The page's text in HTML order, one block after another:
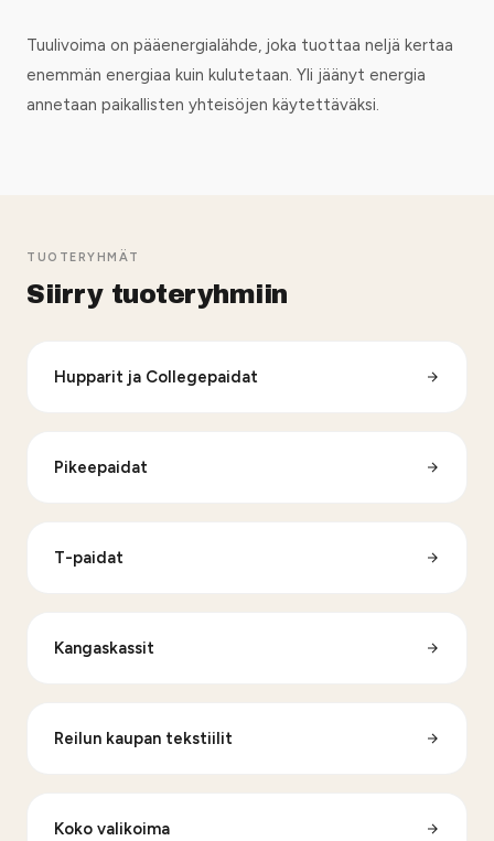
Tuulivoima on pääenergialähde, joka tuottaa neljä kertaa
enemmän energiaa kuin kulutetaan. Yli jäänyt energia
annetaan paikallisten yhteisöjen käytettäväksi.
TUOTERYHMÄT
Siirry tuoteryhmiin
Hupparit ja Collegepaidat
Pikeepaidat
T-paidat
Kangaskassit
Reilun kaupan tekstiilit
Koko valikoima